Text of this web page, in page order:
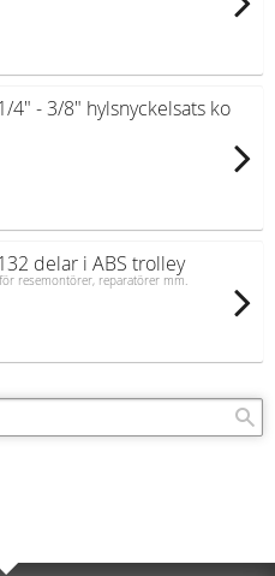
4" - 3/8" hylsnyckelsats ko
delar i ABS trolley
resemontörer, reparatörer mm.